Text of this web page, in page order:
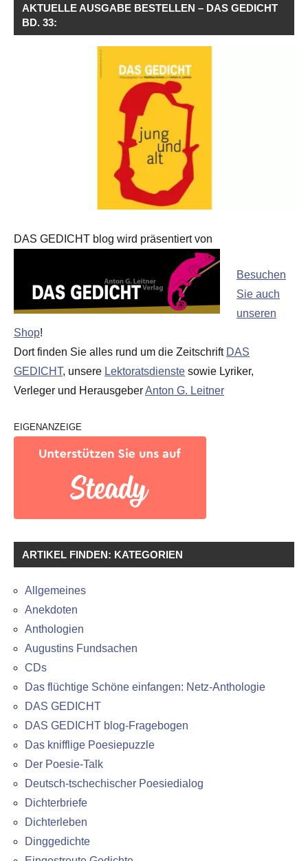
AKTUELLE AUSGABE BESTELLEN – DAS GEDICHT
BD. 33:
DAS GEDICHT blog wird präsentiert von
Besuchen
Sie auch
unseren
Shop!
Dort finden Sie alles rund um die Zeitschrift DAS
GEDICHT, unsere Lektoratsdienste sowie Lyriker,
Verleger und HerausgeberAnton G. Leitner
EIGENANZEIGE
ARTIKEL FINDEN: KATEGORIEN
Allgemeines
Anekdoten
Anthologien
Augustins Fundsachen
CDs
Das flüchtige Schöne einfangen: Netz-Anthologie
DAS GEDICHT
DAS GEDICHT blog-Fragebogen
Das knifflige Poesiepuzzle
Der Poesie-Talk
Deutsch-tschechischer Poesiedialog
Dichterbriefe
Dichterleben
Dinggedichte